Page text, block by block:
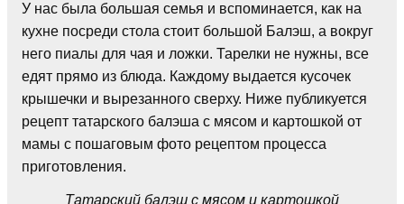
У нас была большая семья и вспоминается, как на
кухне посреди стола стоит большой Балэш, а вокруг
него пиалы для чая и ложки. Тарелки не нужны, все
едят прямо из блюда. Каждому выдается кусочек
крышечки и вырезанного сверху. Ниже публикуется
рецепт татарского балэша с мясом и картошкой от
мамы с пошаговым фото рецептом процесса
приготовления.
Татарский балэш с мясом и картошкой